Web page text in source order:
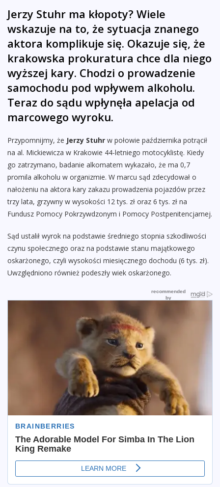
Jerzy Stuhr ma kłopoty? Wiele
wskazuje na to, że sytuacja znanego
aktora komplikuje się. Okazuje się, że
krakowska prokuratura chce dla niego
wyższej kary. Chodzi o prowadzenie
samochodu pod wpływem alkoholu.
Teraz do sądu wpłynęła apelacja od
marcowego wyroku.
Przypomnijmy, że Jerzy Stuhr w połowie października potrącił
na al. Mickiewicza w Krakowie 44-letniego motocyklistę. Kiedy
go zatrzymano, badanie alkomatem wykazało, że ma 0,7
promila alkoholu w organizmie. W marcu sąd zdecydował o
nałożeniu na aktora kary zakazu prowadzenia pojazdów przez
trzy lata, grzywny w wysokości 12 tys. zł oraz 6 tys. zł na
Fundusz Pomocy Pokrzywdzonym i Pomocy Postpenitencjarnej.
Sąd ustalił wyrok na podstawie średniego stopnia szkodliwości
czynu społecznego oraz na podstawie stanu majątkowego
oskarżonego, czyli wysokości miesięcznego dochodu (6 tys. zł).
Uwzględniono również podeszły wiek oskarżonego.